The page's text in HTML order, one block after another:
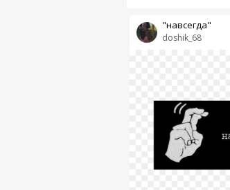
doshik_68
"навсегда"